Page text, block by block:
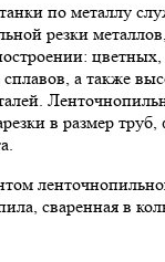
по металлу
резки
а также
в размер
сваренная в